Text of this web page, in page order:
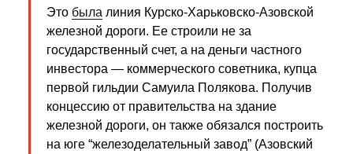
Это была линия Курско-Харьковско-Азовской
железной дороги. Ее строили не за
государственный счет, а на деньги частного
инвестора — коммерческого советника, купца
первой гильдии Самуила Полякова. Получив
концессию от правительства на здание
железной дороги, он также обязался построить
на юге “железоделательный завод” (Азовский